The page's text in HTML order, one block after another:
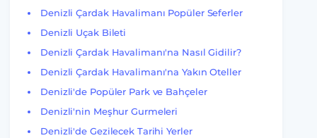
Denizli Çardak Havalimanı Popüler Seferler
Denizli Uçak Bileti
Denizli Çardak Havalimanı'na Nasıl Gidilir?
Denizli Çardak Havalimanı'na Yakın Oteller
Denizli'de Popüler Park ve Bahçeler
Denizli'nin Meşhur Gurmeleri
Denizli'de Gezilecek Tarihi Yerler